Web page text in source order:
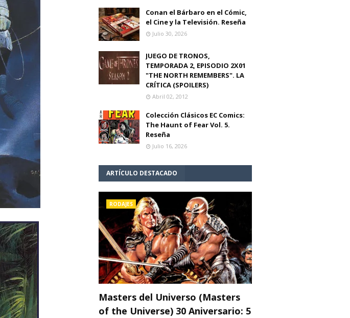
Conan el Bárbaro en el Cómic,
el Cine y la Televisión. Reseña
Julio 30, 2026
JUEGO DE TRONOS,
TEMPORADA 2, EPISODIO 2X01
"THE NORTH REMEMBERS". LA
CRÍTICA (SPOILERS)
Abril 02, 2012
Colección Clásicos EC Comics:
The Haunt of Fear Vol. 5.
Reseña
Julio 16, 2026
ARTÍCULO DESTACADO
RODAJES
Masters del Universo (Masters
of the Universe) 30 Aniversario: 5